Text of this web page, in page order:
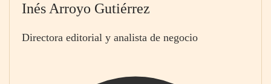
Inés Arroyo Gutiérrez
Directora editorial y analista de negocio